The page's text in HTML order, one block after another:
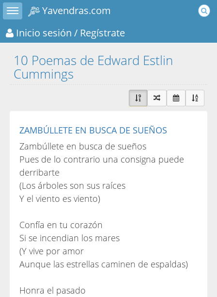
Toggle sidebar
Yavendras.com
Inicio sesión / Regístrate
10 Poemas de Edward Estlin
Cummings
ZAMBÚLLETE EN BUSCA DE SUEÑOS
Zambúllete en busca de sueños
Pues de lo contrario una consigna puede
derribarte
(Los árboles son sus raíces
Y el viento es viento)
Confía en tu corazón
Si se incendian los mares
(Y vive por amor
Aunque las estrellas caminen de espaldas)
Honra el pasado